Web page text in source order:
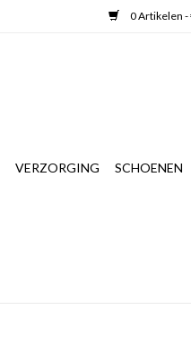
0 Artikelen -
VERZORGING SCHOENEN